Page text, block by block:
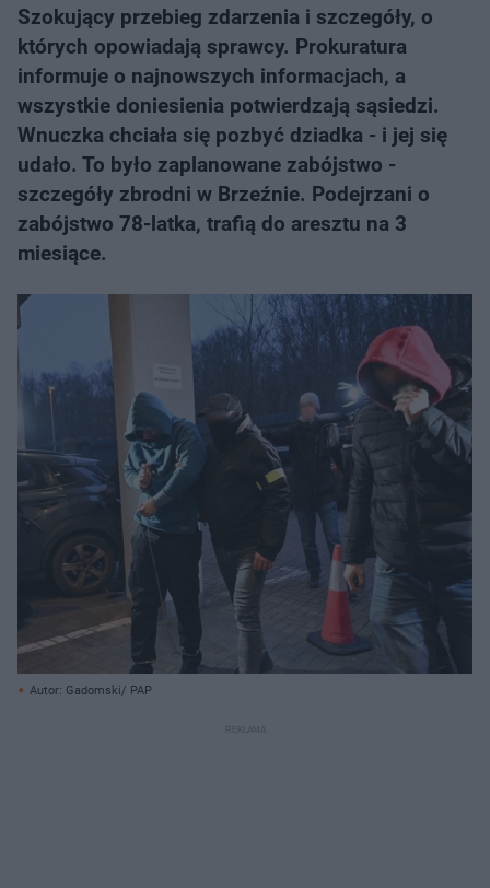
Szokujący przebieg zdarzenia i szczegóły, o
których opowiadają sprawcy. Prokuratura
informuje o najnowszych informacjach, a
wszystkie doniesienia potwierdzają sąsiedzi.
Wnuczka chciała się pozbyć dziadka - i jej się
udało. To było zaplanowane zabójstwo -
szczegóły zbrodni w Brzeźnie. Podejrzani o
zabójstwo 78-latka, trafią do aresztu na 3
miesiące.
Autor: Gadomski/ PAP